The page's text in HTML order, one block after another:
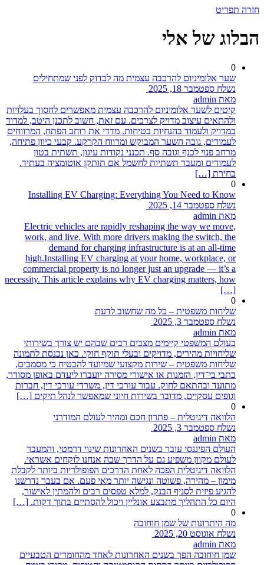
חזרה תפריט
הבלוג של אלי
0
שער אלומיניום להרכבה עצמית מה לבדוק לפני שמתחילים
נשלח ספטמבר 18, 2025
מאת admin
קיטים לשער אלומיניום להרכבה עצמית מאפשרים לחסוך בעלויות
ולהתאים עיצוב מדויק לצרכים. עם זאת, חשוב לתכנן היטב, למדוד
במדויק ולעמוד בהנחיות בטיחות. מדדי את רוחב הפתח, המרווחים
לעמודים, גובה השער המבוקש ומרווח הקרקע. קבעי כיוון פתיחה,
מרחב פנוי לכנף וגובה סף. תכנני נקודות עיגון, תשתית בטון
לעמודים ומעבר תשתיות לחשמל אם תותקן אוטומציה בעתיד.
בחירת […]
0
Installing EV Charging: Everything You Need to Know
נשלח ספטמבר 14, 2025
מאת admin
Electric vehicles are rapidly reshaping the way we move,
work, and live. With more drivers making the switch, the
demand for charging infrastructure is at an all-time
high.Installing EV charging at your home, workplace, or
commercial property is no longer just an upgrade — it’s a
necessity. This article explains why EV charging matters, how
[…]
0
שליחות משפטית – כל מה שחשוב לדעת
נשלח ספטמבר 3, 2025
מאת admin
בעולם המשפטי קיימים מצבים רבים שבהם יש צורך בשירותי
שליחויות מהירים, מדויקים ובעלי תוקף חוקי. כאן נכנסת לתמונה
שליחות משפטית – שירות מקצועי שמיועד להבטיח כי מסמכים,
כתבי בי־דין, הזמנות או אישורי מסירה יועברו ליעדם באופן מסודר,
מתועד ובהתאם לחוק. עבור עורכי דין, משרדי עורכי דין, חברות
וגופים עסקיים, מדובר בשירות חיוני שמאפשר לנהל תיקים […]
0
הלוואה דיגיטלית – פתרון חכם ומהיר לעולם המודרני
נשלח ספטמבר 3, 2025
מאת admin
העולם הפיננסי עובר בשנים האחרונות שינוי דרמטי, והמעבר
לעולם מקוון משפיע גם על הדרך שבה אנחנו לוקחים אשראי.
הלוואה דיגיטלית הפכה לאחת הדרכים הפופולריות ביותר לקבלת
מימון – מהירה, פשוטה ונגישה יותר מאי פעם. אם בעבר נדרשנו
להגיע פיזית לסניף הבנק, למלא טפסים רבים ולהמתין לאישור,
היום כל התהליך מתבצע אונליין ויכול להסתיים בתוך דקות. […]
0
מה היתרונות של שמן חוחובה
נשלח אוגוסט 20, 2025
מאת admin
שמן חוחובה הפך בשנים האחרונות לאחד מהחומרים הטבעיים